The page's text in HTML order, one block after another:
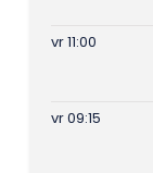
vr 11:00
vr 09:15